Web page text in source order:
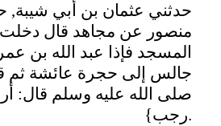
حدثني عثمان بن أبي شيبة,
منصور عن مجاهد قال دخلت
المسجد فإذا عبد الله بن
جالس إلى حجرة عائشة ثم
صلى الله عليه وسلم قال:
رجب}.